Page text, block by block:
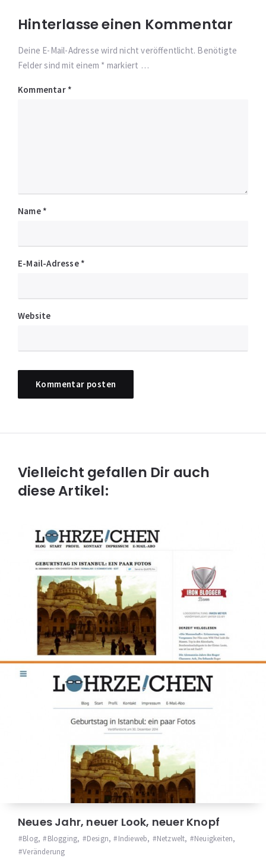
Hinterlasse einen Kommentar
Deine E-Mail-Adresse wird nicht veröffentlicht. Benötigte
Felder sind mit einem * markiert …
Kommentar *
Name *
E-Mail-Adresse *
Website
Vielleicht gefallen Dir auch
diese Artikel:
Neues Jahr, neuer Look, neuer Knopf
Blog, Blogging, Design, Indieweb, Netzwelt, Neuigkeiten,
Veränderung